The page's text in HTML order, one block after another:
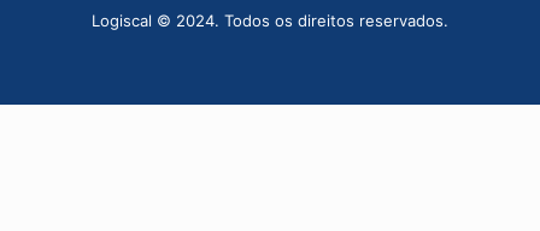
Logiscal © 2024. Todos os direitos reservados.